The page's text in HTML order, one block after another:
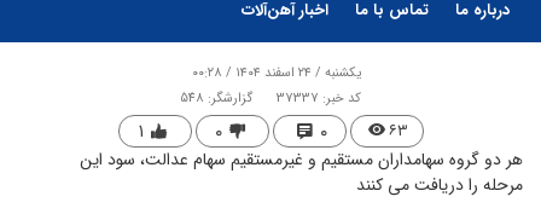
درباره ما تماس با ما اخبار آهن‌آلات
یکشنبه / ۲۴ اسفند ۱۴۰۴ / ۰۰:۲۸
کد خبر: 37337
گزارشگر: 548
۶۳ ۰ ۰ ۱
هر دو گروه سهامداران مستقیم و غیرمستقیم سهام عدالت، سود این
مرحله را دریافت می کنند